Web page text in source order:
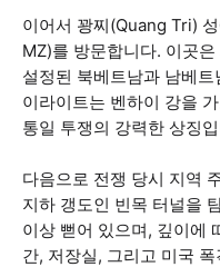
이어서 꽝찌(Quang Tri)
MZ)를 방문합니다. 이곳
설정된 북베트남과 남베
이라이트는 벤하이 강을
통일 투쟁의 강력한 상징
다음으로 전쟁 당시 지역
지하 갱도인 빈목 터널을
이상 뻗어 있으며, 깊이에
간, 저장실, 그리고 미국